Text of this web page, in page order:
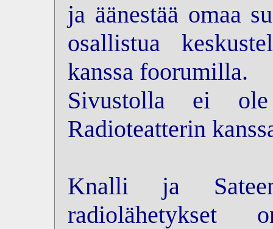
ja äänestää omaa
osallistua
kanssa foorumilla.
Sivustolla ei
Radioteatterin
Knalli ja
radiolähetykset